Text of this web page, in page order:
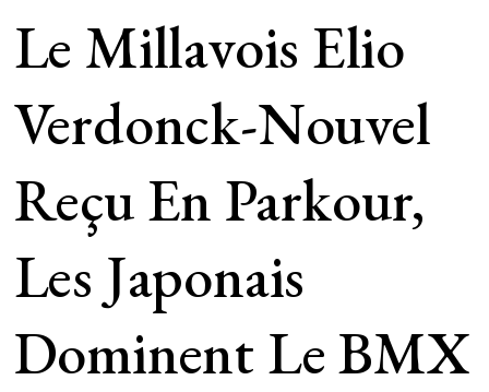
Le Millavois Elio
Verdonck-Nouvel
Reçu En Parkour,
Les Japonais
Dominent Le BMX